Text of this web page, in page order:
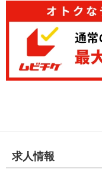
求人情報